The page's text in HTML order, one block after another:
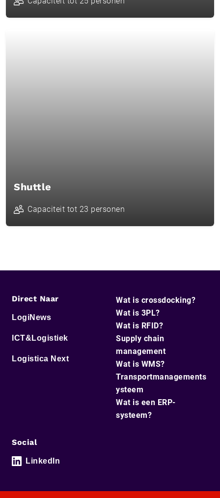
Shuttle
Capaciteit tot 23 personen
Direct Naar
LogiNews
ICT&Logistiek
Logistica Next
Wat is crossdocking?
Wat is 3PL?
Wat is RFID?
Supply chain
management
Wat is WMS?
Transportmanagements
ysteem
Wat is een ERP-
systeem?
Social
LinkedIn